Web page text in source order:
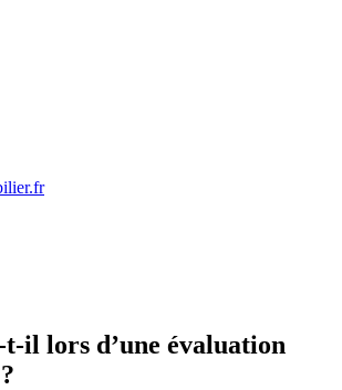
t-il lors d’une évaluation